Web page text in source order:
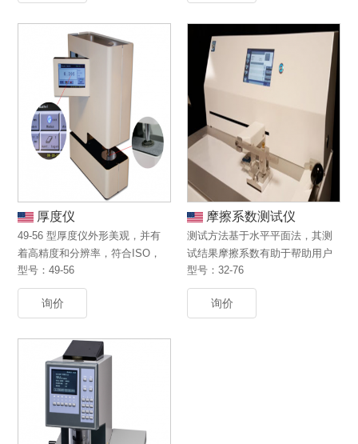
厚度仪
49-56 型厚度仪外形美观，并有
着高精度和分辨率，符合ISO，
ASTM，TAPPI，EDANA 或其他
国际标准。
型号：49-56
询价
摩擦系数测试仪
测试方法基于水平平面法，其测
试结果摩擦系数有助于帮助用户
评定两个接触面的化学物质和添
加剂对其表面性能的影响。
型号：32-76
询价